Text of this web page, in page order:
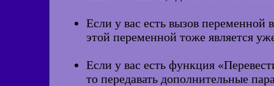
Если у вас есть вызов переменной
этой переменной тоже является
Если у вас есть функция
то передавать дополнительные